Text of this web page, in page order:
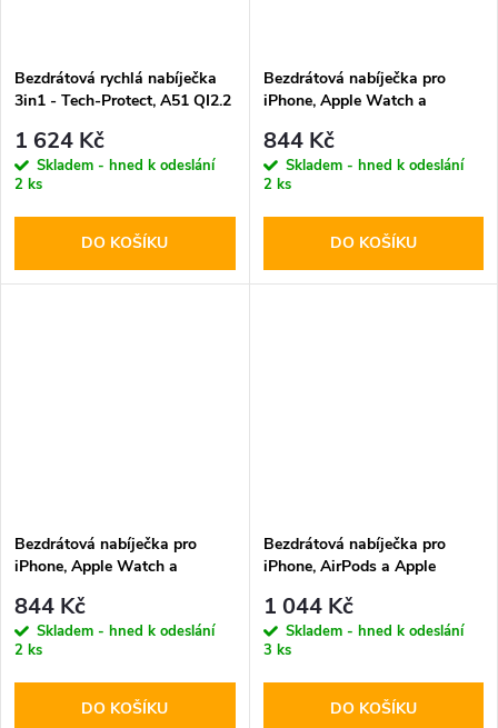
Bezdrátová rychlá nabíječka
3in1 - Tech-Protect, A51 QI2.2
Charger White
1 624 Kč
Skladem - hned k odeslání
2 ks
DO KOŠÍKU
Bezdrátová nabíječka pro
iPhone, Apple Watch a
QI15W-A47 Wireless Charger
White
844 Kč
Skladem - hned k odeslání
2 ks
DO KOŠÍKU
Bezdrátová nabíječka pro
iPhone, Apple Watch a
QI15W-A47 Wireless Charger
Black
844 Kč
Skladem - hned k odeslání
2 ks
DO KOŠÍKU
Bezdrátová nabíječka pro
iPhone, AirPods a Apple
A43 MagSafe Pink
1 044 Kč
Skladem - hned k odeslání
3 ks
DO KOŠÍKU